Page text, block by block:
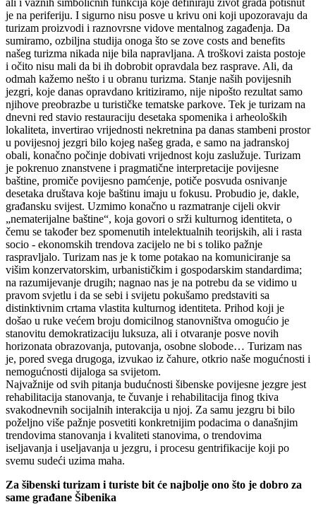
je na periferiju. I sigurno nisu posve u krivu oni koji upozoravaju da
turizam proizvodi i raznovrsne vidove mentalnog zagađenja. Da
sumiramo, ozbiljna studija onoga što se zove costs and benefits
našeg turizma nikada nije bila napravljana. A troškovi zaista postoje
i očito nisu mali da bi ih dobrobit opravdala bez rasprave. Ali, da
odmah kažemo nešto i u obranu turizma. Stanje naših povijesnih
jezgri, koje danas opravdano kritiziramo, nije nipošto rezultat samo
njihove preobrazbe u turističke tematske parkove. Tek je turizam na
dnevni red stavio restauraciju desetaka spomenika i arheoloških
lokaliteta, invertirao vrijednosti nekretnina pa danas stambeni prostor
u povijesnoj jezgri bilo kojeg našeg grada, e samo na jadranskoj
obali, konačno počinje dobivati vrijednost koju zaslužuje. Turizam
je pokrenuo znanstvene i pragmatične interpretacije povijesne
baštine, promiče povijesno pamćenje, potiče posvuda osnivanje
desetaka društava koje baštinu imaju u fokusu. Probudio je, dakle,
građansku svijest. Uzmimo konačno u razmatranje cijeli okvir
„nematerijalne baštine“, koja govori o srži kulturnog identiteta, o
čemu se također bez spomenutih intelektualnih teorijskih, ali i rasta
socio - ekonomskih trendova zacijelo ne bi s toliko pažnje
raspravljalo. Turizam nas je k tome potakao na komuniciranje sa
višim konzervatorskim, urbanističkim i gospodarskim standardima;
na razumijevanje drugih; nagnao nas je na potrebu da se vidimo u
pravom svjetlu i da se sebi i svijetu pokušamo predstaviti sa
distinktivnim crtama vlastita kulturnog identiteta. Prihod koji je
došao u ruke većem broju domicilnog stanovništva omogućio je
stanovitu demokratizaciju luksuza, ali i otvaranje posve novih
horizonata obrazovanja, putovanja, osobne slobode… Turizam nas
je, pored svega drugoga, izvukao iz čahure, otkrio naše mogućnosti i
nemogućnosti dijaloga sa svijetom.
Najvažnije od svih pitanja budućnosti šibenske povijesne jezgre jest
rehabilitacija stanovanja, te čuvanje i rehabilitacija finog tkiva
svakodnevnih socijalnih interakcija u njoj. Za samu jezgru bi bilo
poželjno više pažnje posvetiti konkretnijim podacima o današnjim
trendovima stanovanja i kvaliteti stanovima, o trendovima
iseljavanja i useljavanja u jezgru, i procesu gentrifikacije koji po
svemu sudeći uzima maha.
Za šibenski turizam i turiste bit će najbolje ono što je dobro za
same građane Šibenika